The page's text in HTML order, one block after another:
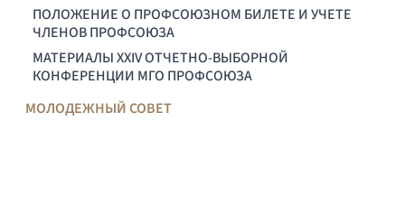
ПОЛОЖЕНИЕ О ПРОФСОЮЗНОМ БИЛЕТЕ И УЧЕТЕ
ЧЛЕНОВ ПРОФСОЮЗА
МАТЕРИАЛЫ XXIV ОТЧЕТНО-ВЫБОРНОЙ
КОНФЕРЕНЦИИ МГО ПРОФСОЮЗА
МОЛОДЕЖНЫЙ СОВЕТ